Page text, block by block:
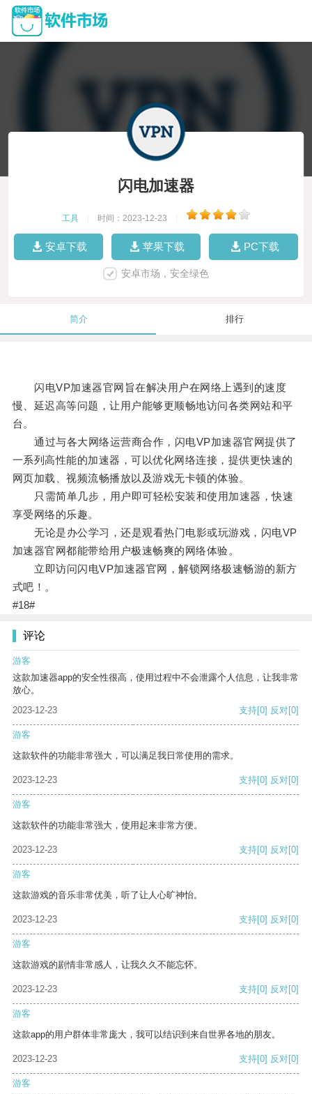
闪电加速器
工具 时间：2023-12-23
安卓下载 苹果下载 PC下载
安卓市场，安全绿色
简介 排行
闪电VP加速器官网旨在解决用户在网络上遇到的速度
慢、延迟高等问题，让用户能够更顺畅地访问各类网站和平
台。
通过与各大网络运营商合作，闪电VP加速器官网提供了
一系列高性能的加速器，可以优化网络连接，提供更快速的
网页加载、视频流畅播放以及游戏无卡顿的体验。
只需简单几步，用户即可轻松安装和使用加速器，快速
享受网络的乐趣。
无论是办公学习，还是观看热门电影或玩游戏，闪电VP
加速器官网都能带给用户极速畅爽的网络体验。
立即访问闪电VP加速器官网，解锁网络极速畅游的新方
式吧！。
#18#
评论
游客
这款加速器app的安全性很高，使用过程中不会泄露个人信息，让我非常
放心。
2023-12-23
支持[0] 反对[0]
游客
这款软件的功能非常强大，可以满足我日常使用的需求。
2023-12-23 支持[0] 反对[0]
游客
这款软件的功能非常强大，使用起来非常方便。
2023-12-23 支持[0] 反对[0]
游客
这款游戏的音乐非常优美，听了让人心旷神怡。
2023-12-23 支持[0] 反对[0]
游客
这款游戏的剧情非常感人，让我久久不能忘怀。
2023-12-23 支持[0] 反对[0]
游客
这款app的用户群体非常庞大，我可以结识到来自世界各地的朋友。
2023-12-23 支持[0] 反对[0]
游客